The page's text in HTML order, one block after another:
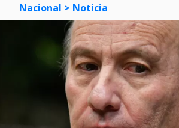
Nacional > Noticia